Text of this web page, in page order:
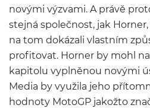
novými výzvami. A právě
stejná společnost, jak
na tom dokázali vlastním
profitovat. Horner by mohl
kapitolu vyplněnou novými
Media by využila jeho
hodnoty MotoGP jakožto